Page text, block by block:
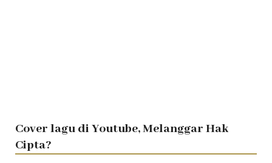
Cover lagu di Youtube, Melanggar Hak
Cipta?